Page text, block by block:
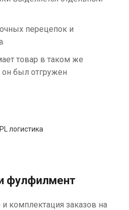
перецепок и
товар в таком же
он был отгружен
фулфилмент
комплектация заказов на